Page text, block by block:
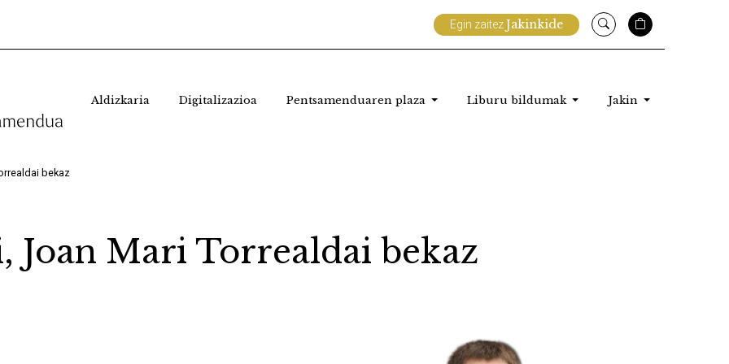
Egin zaitezJakinkide
Aldizkaria Digitalizazioa Pentsamenduaren plaza Liburu bildumak Jakin
bekaz
Joan Mari Torrealdai bekaz